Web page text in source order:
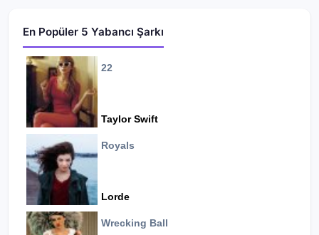
En Popüler 5 Yabancı Şarkı
22
Taylor Swift
Royals
Lorde
Wrecking Ball